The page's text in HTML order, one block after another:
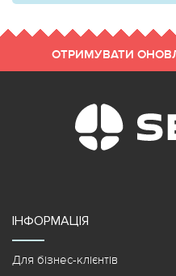
ОТРИМУВАТИ
ІНФОРМАЦІЯ
Для бізнес-клієнтів